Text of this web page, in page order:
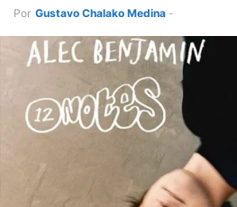
Por Gustavo Chalako Medina -